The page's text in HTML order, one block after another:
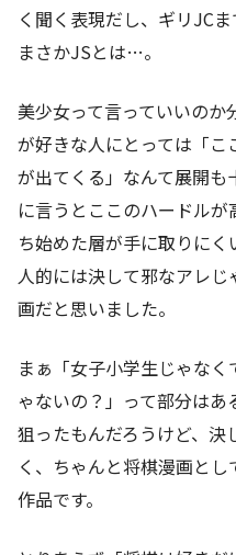
く聞く表現だし、ギリJC
まさかJSとは…。
美少女って言っていいのか
が好きな人にとっては「
が出てくる」なんて展開も
に言うとここのハードル
ち始めた層が手に取りに
人的には決して邪なアレ
画だと思いました。
まぁ「女子小学生じゃな
ゃないの？」って部分は
狙ったもんだろうけど、
く、ちゃんと将棋漫画と
作品です。